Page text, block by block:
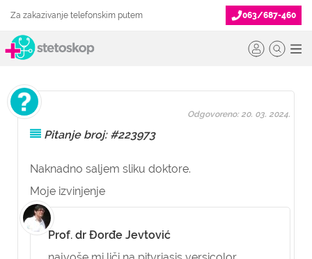
Za zakazivanje telefonskim putem 063/687-460
Pitanje broj: #223973
Naknadno saljem sliku doktore.
Moje izvinjenje
Odgovoreno: 20. 03. 2024.
Prof. dr Đorđe Jevtović